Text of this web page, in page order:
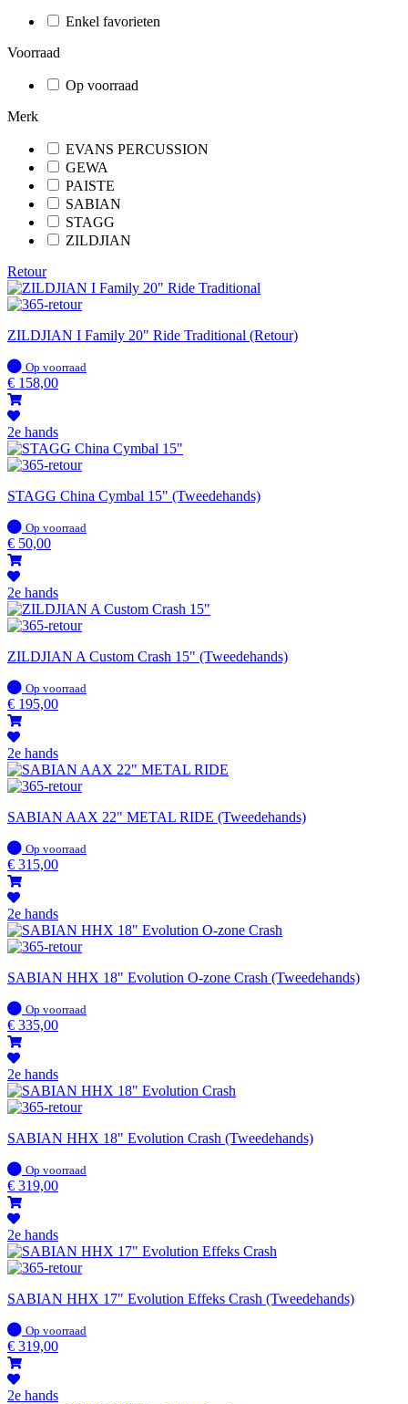
Enkel favorieten
Voorraad
Op voorraad
Merk
EVANS PERCUSSION
GEWA
PAISTE
SABIAN
STAGG
ZILDJIAN
Retour
ZILDJIAN I Family 20" Ride Traditional (Retour)
Op
voorraad
Op voorraad
€ 158,00
2e hands
STAGG China Cymbal 15" (Tweedehands)
Op
voorraad
Op voorraad
€ 50,00
2e hands
ZILDJIAN A Custom Crash 15" (Tweedehands)
Op
voorraad
Op voorraad
€ 195,00
2e hands
SABIAN AAX 22" METAL RIDE (Tweedehands)
Op
voorraad
Op voorraad
€ 315,00
2e hands
SABIAN HHX 18" Evolution O-zone Crash (Tweedehands)
Op
voorraad
Op voorraad
€ 335,00
2e hands
SABIAN HHX 18" Evolution Crash (Tweedehands)
Op
voorraad
Op voorraad
€ 319,00
2e hands
SABIAN HHX 17" Evolution Effeks Crash (Tweedehands)
Op
voorraad
Op voorraad
€ 319,00
2e hands